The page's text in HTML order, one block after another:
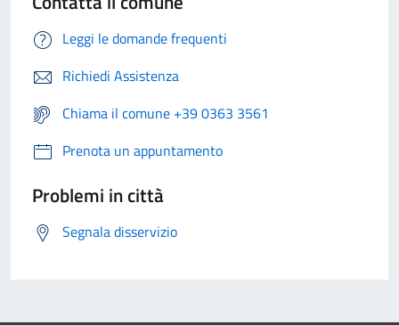
Leggi le domande frequenti
Richiedi Assistenza
Chiama il comune +39 0363 3561
Prenota un appuntamento
Problemi in città
Segnala disservizio